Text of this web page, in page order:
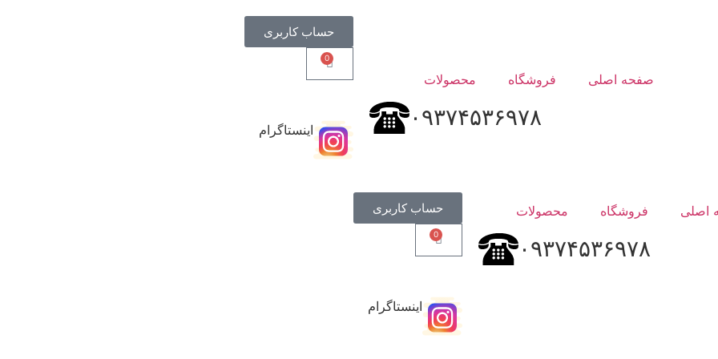
صفحه اصلی فروشگاه محصولات
۰۹۳۷۴۵۳۶۹۷۸
حساب کاربری
0
اینستاگرام
اصلی فروشگاه محصولات
۰۹۳۷۴۵۳۶۹۷۸
حساب کاربری
0
اینستاگرام